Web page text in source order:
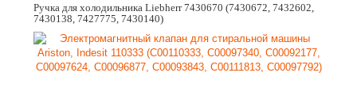
Ручка для холодильника Liebherr 7430670 (7430672, 7432602,
7430138, 7427775, 7430140)